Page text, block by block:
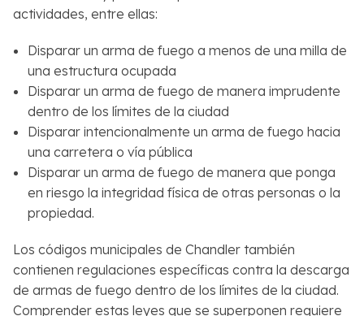
actividades, entre ellas:
Disparar un arma de fuego a menos de una milla de
una estructura ocupada
Disparar un arma de fuego de manera imprudente
dentro de los límites de la ciudad
Disparar intencionalmente un arma de fuego hacia
una carretera o vía pública
Disparar un arma de fuego de manera que ponga
en riesgo la integridad física de otras personas o la
propiedad.
Los códigos municipales de Chandler también
contienen regulaciones específicas contra la descarga
de armas de fuego dentro de los límites de la ciudad.
Comprender estas leyes que se superponen requiere